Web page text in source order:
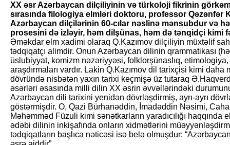
XX əsr Azərbaycan dilçiliyinin və türkoloji fik­rinin
sırasında filologiya elmləri doktoru, professor Qəzənfər
Azərbaycan dilçilərinin 60-cılar nəslinə mənsubdur və
prosesini də izləyir, həm dilşünas, həm də tənqidçi kimi
Əməkdar elm xadimi olaraq Q.Kazımov dilçiliyin müxtəlif
tədqiqatçı alimdir. Onun Azərbaycan dilinin qrammatikası
üslubiyyat, komizm nəzəriyyəsi, folklorşünaslıq,
araşdırmaları vardır. Lakin Q.Kazımov dil tarixçisi kimi
dövründə nisbətən yaxın tarixi keçmişə üz tutaraq
əsərləri əsasında milli dilin XX əsrin əvvəllərindəki
Azərbaycan dili tarixini yenidən dövrləşdirmiş, ayrı-ayrı
göstərmişdir. O, Qazi Bürhanəddin, İmadəddin Nəsimi,
Məhəmməd Füzuli kimi sənətkarların yaradıcılığı
ədəbi dilinin inkişafında onların xidmətlərini
tədqiqatların başlıca nəticəsi isə belə olmuşdur: